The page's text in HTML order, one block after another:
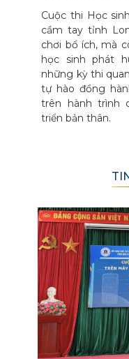
Cuộc thi Học
cầm tay tỉnh
chơi bổ ích, mà
học sinh phát
những kỳ thi
tự hào đồng
trên hành trình
triển bản thân.